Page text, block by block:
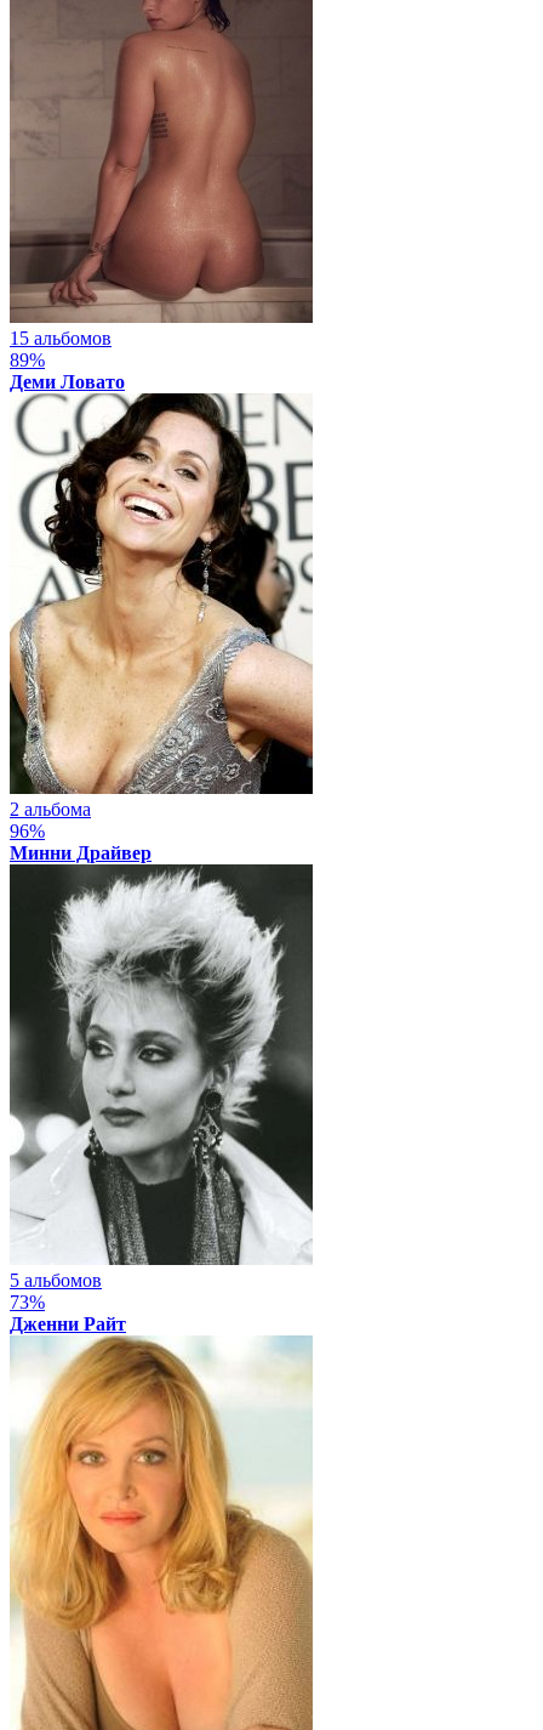
15 альбомов
89%
Деми Ловато
2 альбома
96%
Минни Драйвер
5 альбомов
73%
Дженни Райт